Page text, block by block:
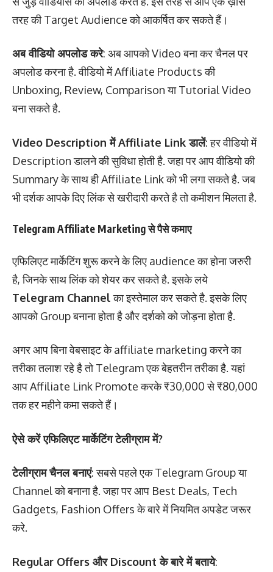
तरह की Target Audience को आकर्षित कर सकते हैं।
अब वीडियो अपलोड करे: अब आपको Video बना कर चैनल पर
अपलोड करना है. वीडियो में Affiliate Products की
Unboxing, Review, Comparison या Tutorial Video
बना सकते है.
Video Description में Affiliate Link डालें: हर वीडियो में
Description डालने की सुविधा होती है. जहा पर आप वीडियो की
Summary के साथ ही Affiliate Link को भी लगा सकते है. जब
भी दर्शक आपके दिए लिंक से खरीदारी करते है तो कमीशन मिलता है.
Telegram Affiliate Marketing से पैसे कमाए
एफिलिएट मार्केटिंग शुरू करने के लिए audience का होना जरुरी
है, जिनके साथ लिंक को शेयर कर सकते है. इसके लये
Telegram Channelका इस्तेमाल कर सकते है. इसके लिए
आपको Group बनाना होता है और दर्शको को जोड़ना होता है.
अगर आप बिना वेबसाइट के affiliate marketing करने का
तरीका तलाश रहे है तो Telegram एक बेहतरीन तरीका है. यहां
आप Affiliate Link Promote करके ₹30,000 से ₹80,000
तक हर महीने कमा सकते हैं।
ऐसे करें एफिलिएट मार्केटिंग टेलीग्राम में?
टेलीग्राम चैनल बनाएं: सबसे पहले एक Telegram Group या
Channel को बनाना है. जहा पर आप Best Deals, Tech
Gadgets, Fashion Offers के बारे में नियमित अपडेट जरूर
करे.
Regular Offers और Discount के बारे में बताये: